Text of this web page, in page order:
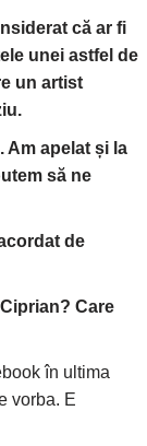
că ar fi
unei astfel de
un artist
Am apelat și la
să ne
de
Care
în ultima
vorba. E